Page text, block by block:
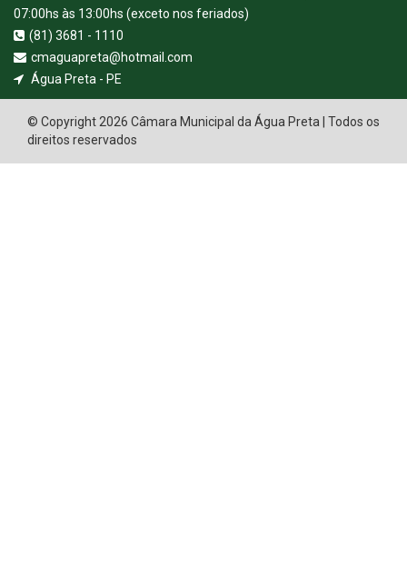
07:00hs às 13:00hs (exceto nos feriados)
(81) 3681 - 1110
cmaguapreta@hotmail.com
Água Preta - PE
© Copyright 2026 Câmara Municipal da Água Preta | Todos os
direitos reservados